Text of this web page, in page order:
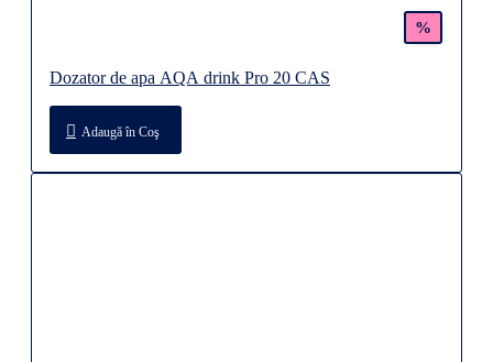
%
Dozator de apa AQA drink Pro 20 CAS
Adaugă în Coş